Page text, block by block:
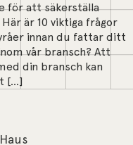
för att säkerställa
är 10 viktiga frågor
innan du fattar ditt
vår bransch? Att
din bransch kan
[…]